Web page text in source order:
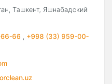
Ташкент, Яшнабадский
66 , +998 (33) 959-00-